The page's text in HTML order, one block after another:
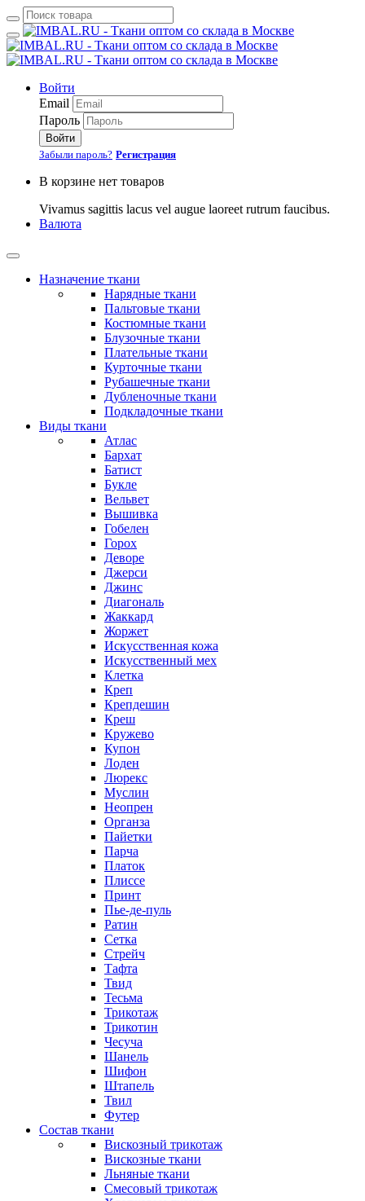
Войти
Email
Пароль
Войти
Забыли пароль? Регистрация
В корзине нет товаров
Vivamus sagittis lacus vel augue laoreet rutrum faucibus.
Валюта
Назначение ткани
Нарядные ткани
Пальтовые ткани
Костюмные ткани
Блузочные ткани
Плательные ткани
Курточные ткани
Рубашечные ткани
Дубленочные ткани
Подкладочные ткани
Виды ткани
Атлас
Бархат
Батист
Букле
Вельвет
Вышивка
Гобелен
Горох
Деворе
Джерси
Джинс
Диагональ
Жаккард
Жоржет
Искусственная кожа
Искусственный мех
Клетка
Креп
Крепдешин
Креш
Кружево
Купон
Лоден
Люрекс
Муслин
Неопрен
Органза
Пайетки
Парча
Платок
Плиссе
Принт
Пье-де-пуль
Ратин
Сетка
Стрейч
Тафта
Твид
Тесьма
Трикотаж
Трикотин
Чесуча
Шанель
Шифон
Штапель
Твил
Футер
Состав ткани
Вискозный трикотаж
Вискозные ткани
Льняные ткани
Смесовый трикотаж